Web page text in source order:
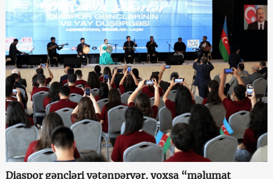
Diaspor gəncləri vətənpərvər, yoxsa “məlumat